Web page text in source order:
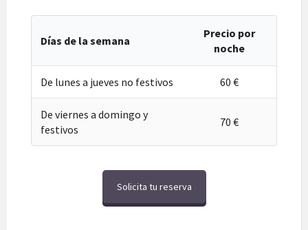
Días de la semana
Precio por
noche
De lunes a jueves no festivos 60 €
De viernes a domingo y
festivos
70 €
Solicita tu reserva